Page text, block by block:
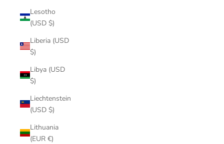
Lesotho
(USD $)
Liberia (USD
$)
Libya (USD
$)
Liechtenstein
(USD $)
Lithuania
(EUR €)